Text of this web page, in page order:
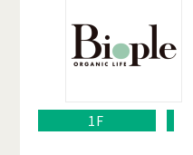
1F